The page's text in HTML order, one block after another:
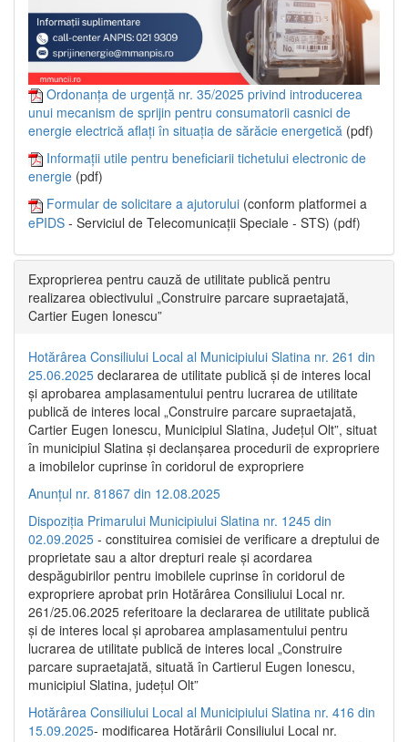
Ordonanța de urgență nr. 35/2025 privind introducerea
unui mecanism de sprijin pentru consumatorii casnici de
energie electrică aflați în situația de sărăcie energetică (pdf)
Informații utile pentru beneficiarii tichetului electronic de
energie (pdf)
Formular de solicitare a ajutorului (conform platformei a
ePIDS - Serviciul de Telecomunicații Speciale - STS) (pdf)
Exproprierea pentru cauză de utilitate publică pentru
realizarea obiectivului „Construire parcare supraetajată,
Cartier Eugen Ionescu”
Hotărârea Consiliului Local al Municipiului Slatina nr. 261 din
25.06.2025 declararea de utilitate publică și de interes local
și aprobarea amplasamentului pentru lucrarea de utilitate
publică de interes local „Construire parcare supraetajată,
Cartier Eugen Ionescu, Municipiul Slatina, Județul Olt”, situat
în municipiul Slatina și declanșarea procedurii de expropriere
a imobilelor cuprinse în coridorul de expropriere
Anunțul nr. 81867 din 12.08.2025
Dispoziția Primarului Municipiului Slatina nr. 1245 din
02.09.2025 - constituirea comisiei de verificare a dreptului de
proprietate sau a altor drepturi reale și acordarea
despăgubirilor pentru imobilele cuprinse în coridorul de
expropriere aprobat prin Hotărârea Consiliului Local nr.
261/25.06.2025 referitoare la declararea de utilitate publică
și de interes local și aprobarea amplasamentului pentru
lucrarea de utilitate publică de interes local „Construire
parcare supraetajată, situată în Cartierul Eugen Ionescu,
municipiul Slatina, județul Olt”
Hotărârea Consiliului Local al Municipiului Slatina nr. 416 din
15.09.2025- modificarea Hotărârii Consiliului Local nr.